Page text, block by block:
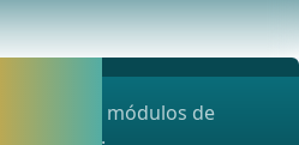
modificado como
para metástasis h
nuestros módulos de
un 50% .